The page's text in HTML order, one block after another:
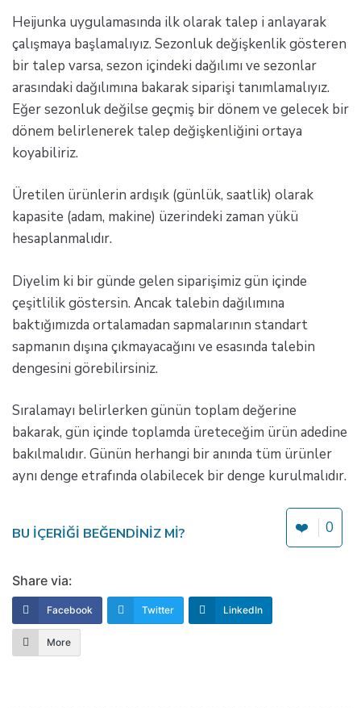
Heijunka uygulamasında ilk olarak talep i anlayarak
çalışmaya başlamalıyız. Sezonluk değişkenlik gösteren
bir talep varsa, sezon içindeki dağılımı ve sezonlar
arasındaki dağılımına bakarak siparişi tanımlamalıyız.
Eğer sezonluk değilse geçmiş bir dönem ve gelecek bir
dönem belirlenerek talep değişkenliğini ortaya
koyabiliriz.
Üretilen ürünlerin ardışık (günlük, saatlik) olarak
kapasite (adam, makine) üzerindeki zaman yükü
hesaplanmalıdır.
Diyelim ki bir günde gelen siparişimiz gün içinde
çeşitlilik göstersin. Ancak talebin dağılımına
baktığımızda ortalamadan sapmalarının standart
sapmanın dışına çıkmayacağını ve esasında talebin
dengesini görebilirsiniz.
Sıralamayı belirlerken günün toplam değerine
bakarak, gün içinde toplamda üreteceğim ürün adedine
bakılmalıdır. Günün herhangi bir anında tüm ürünler
aynı denge etrafında olabilecek bir denge kurulmalıdır.
BU IÇERIĞI BEĞENDINIZ MI? ❤️ 0
Share via:
Facebook Twitter LinkedIn
More